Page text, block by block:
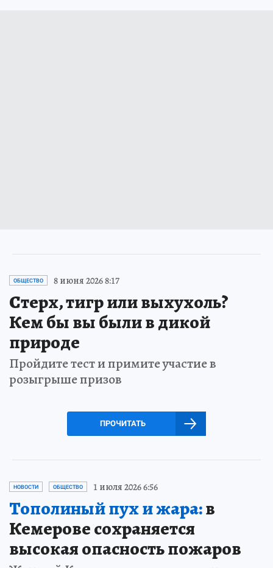
ОБЩЕСТВО 8 июня 2026 8:17
Стерх, тигр или выхухоль?
Кем бы вы были в дикой
природе
Пройдите тест и примите участие в
розыгрыше призов
ПРОЧИТАТЬ
НОВОСТИ ОБЩЕСТВО 1 июля 2026 6:56
Тополиный пух и жара:в
Кемерове сохраняется
высокая опасность пожаров